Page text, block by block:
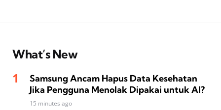
What’s New
Samsung Ancam Hapus Data Kesehatan
Jika Pengguna Menolak Dipakai untuk AI?
15 minutes ago